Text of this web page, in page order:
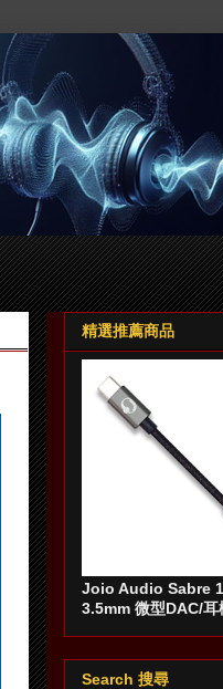
精選推薦商品
Joio Audio Sabre
3.5mm 微型DAC/耳
Search 搜尋